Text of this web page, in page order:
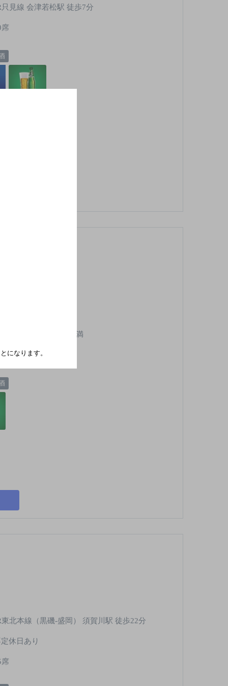
只見線 会津若松駅 徒歩7分
席
円以上～5,000円未満
席
東北本線（黒磯-盛岡） 須賀川駅 徒歩22分
休日あり
席
になります。